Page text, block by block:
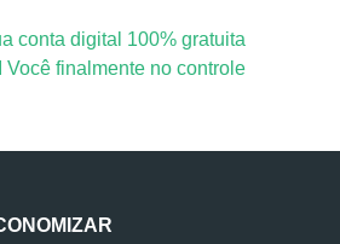
conta digital 100% gratuita
Você finalmente no controle